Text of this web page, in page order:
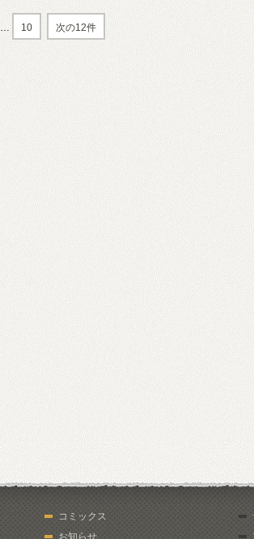
… 10 次の12件
コミックス
お知らせ